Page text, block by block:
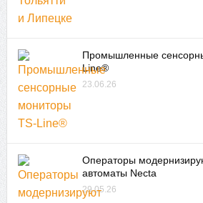
Промышленные
Line®
23.06.26
Операторы
автоматы Necta
29.05.26